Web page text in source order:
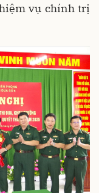
vụ chính trị